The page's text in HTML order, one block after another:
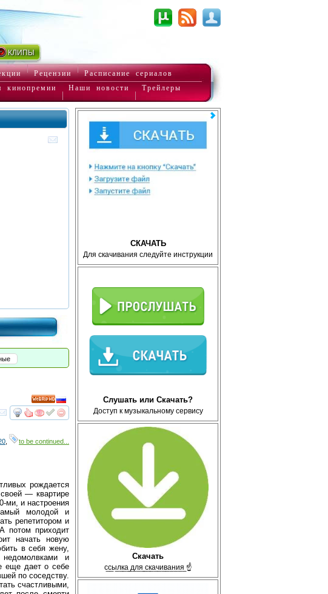
КЛИПЫ
Рецензии
Расписание сериалов
кинопремии Наши новости Трейлеры
СКАЧАТЬ
Для скачивания следуйте инструкции
Слушать или Скачать?
Доступ к музыкальному сервису
Скачать
с̲с̲ы̲л̲к̲а̲ ̲д̲л̲я̲ ̲с̲к̲а̲ч̲и̲в̲а̲н̲и̲я̲ ☝
смотретьинтересует
HD
to be continued...
рождается
— квартире
ми, и настроения
молодой и
репетитором и
потом приходит
начать новую
в себя жену,
и
еще дает о себе
по соседству.
счастливыми,